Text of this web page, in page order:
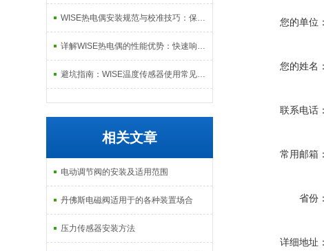
WISE热电偶安装规范与校准技巧：保障长期测温准确性与数据可靠性的系统方案
详解WISE热电偶的性能优势：快速响应、高稳定性与抗干扰能力，适配复杂工况需求
避坑指南：WISE温度传感器使用常见误区及纠正方法
相关文章
电动调节阀的安装及适用范围
丹佛斯电磁阀适用于的各种装置场合
压力传感器安装方法
您的单位：
您的姓名：
联系电话：
常用邮箱：
省份：
详细地址：